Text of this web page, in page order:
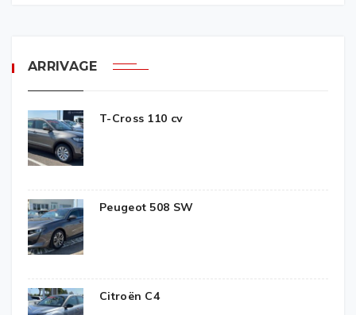
ARRIVAGE
T-Cross 110 cv
Peugeot 508 SW
Citroën C4